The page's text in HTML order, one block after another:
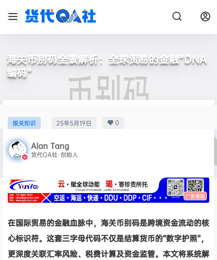
海关币别码全景解析：全球贸易的金融“DNA
编码”
报关知识 25年5月19日 0
Alan Tang
货代QA社·创始人
广告赞助
在国际贸易的金融血脉中， 海关币别码是跨境资金流动的核
心标识符。这套三字母代码不仅是结算货币的“数字护照”，
更深度关联汇率风险、税费计算及资金监管。本文将系统解